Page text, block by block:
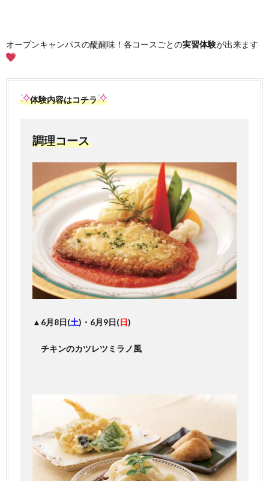
オープンキャンパスの醍醐味！各コースごとの実習体験が出来ます
体験内容はコチラ
調理コース
▲6月8日(土)・6月9日(日)
チキンのカツレツミラノ風